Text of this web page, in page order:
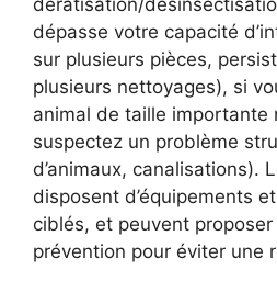
dépasse votre capacité
sur plusieurs pièces,
plusieurs nettoyages), si
animal de taille importante
suspectez un problème
d’animaux, canalisations).
disposent d’équipements
ciblés, et peuvent
prévention pour éviter une